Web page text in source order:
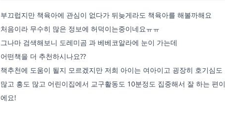
부끄럽지만 책육아에 관심이 없다가 뒤늦게라도 책육아를 해볼까해요
처음이라 무수히 많은 정보에 허덕이는중이네요ㅠㅠ
그나마 검색해보니 도레미곰 과 베베코알라에 눈이 가는데
어떤책을 더 추천하시나요??
책추천에 도움이 될지 모르겠지만 저희 아이는 여아이고 굉장히 호기심도
많고 흥도 많고 어린이집에서 교구활동도 10분정도 집중해서 잘 하는 편이
에요!